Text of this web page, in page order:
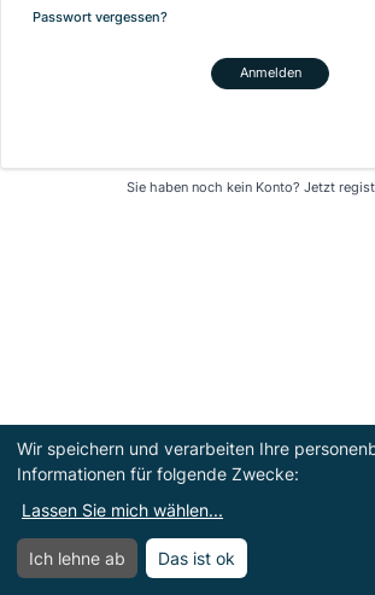
Menü öffnen
Passwort vergessen?
Anmelden
Sie haben noch kein Konto? Jetzt
Wir speichern und verarbeiten Ihre
Informationen für folgende Zwecke:
Lassen Sie mich wählen...
Ich lehne ab Das ist ok